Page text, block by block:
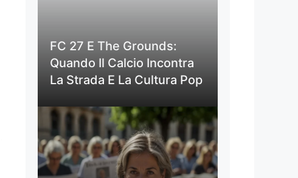
FC 27 E The Grounds:
Quando Il Calcio Incontra
La Strada E La Cultura Pop